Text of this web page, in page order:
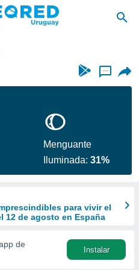
...
Menguante
Iluminada:31%
para vivir el
12 de agosto en España
de
Instalar